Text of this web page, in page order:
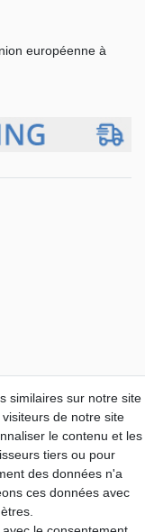
européenne à
similaires sur notre site
de notre site
le contenu et les
tiers ou pour
des données n'a
ces données avec